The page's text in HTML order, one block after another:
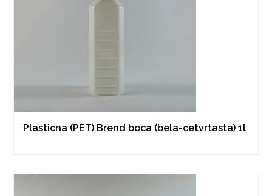
Plasticna (PET) Brend boca (bela-cetvrtasta) 1l